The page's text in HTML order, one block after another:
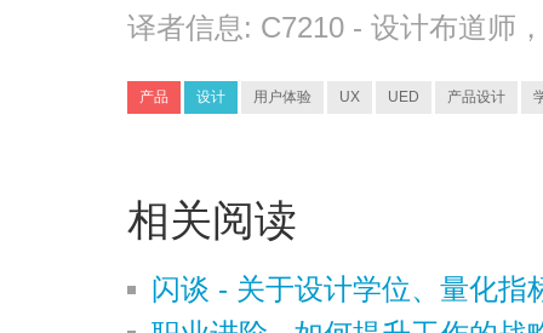
译者信息: C7210 - 设计布道师
产品 设计 用户体验 UX UED 产品设计
相关阅读
闪谈 - 关于设计学位、量化指